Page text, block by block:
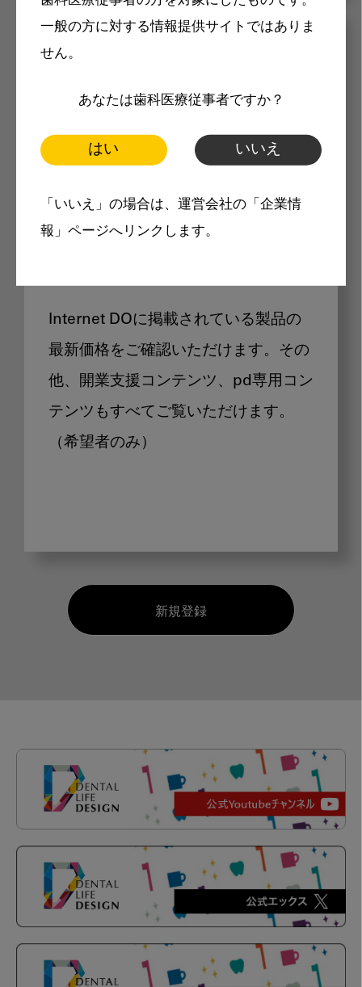
一般の方に対する情報提供サイトではありま
せん。
あなたは歯科医療従事者ですか？
はい いいえ
「いいえ」の場合は、運営会社の「企業情
報」ページへリンクします。
Internet DOに掲載されている
製品価格も閲覧可能
Internet DOに掲載されている製品の
最新価格をご確認いただけます。その
他、開業支援コンテンツ、pd専用コン
テンツもすべてご覧いただけます。
（希望者のみ）
新規登録